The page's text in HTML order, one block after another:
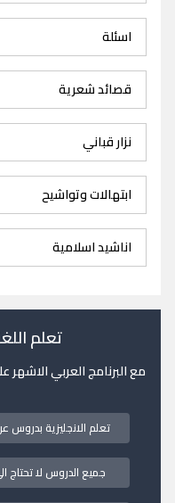
اسئلة
قصائد شعرية
نزار قباني
ابتهالات وتواشيح
اناشيد اسلامية
تعلم
مع البرنامج العربي الاشهر على
تعلم الانجليزية بدروس
جميع الدروس لا تحتاج